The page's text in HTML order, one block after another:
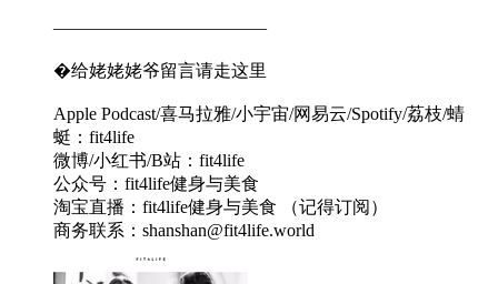
————————————
�给姥姥姥爷留言请走这里
Apple Podcast/喜马拉雅/小宇宙/网易云/Spotify/荔枝/蜻
蜓：fit4life
微博/小红书/B站：fit4life
公众号：fit4life健身与美食
淘宝直播：fit4life健身与美食 （记得订阅）
商务联系：shanshan@fit4life.world